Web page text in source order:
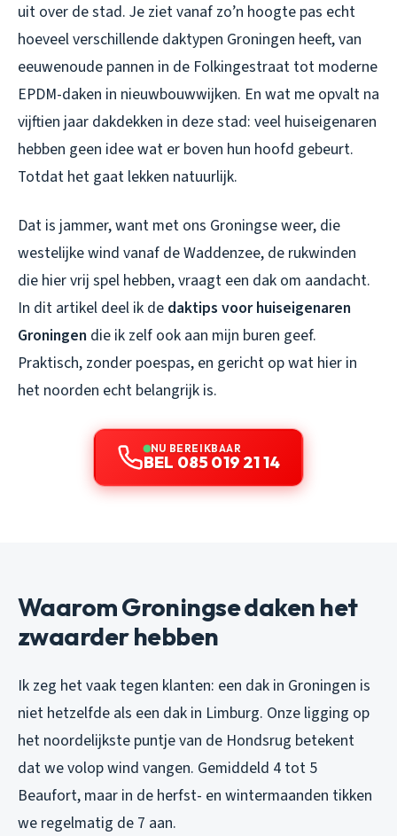
uit over de stad. Je ziet vanaf zo’n hoogte pas echt
hoeveel verschillende daktypen Groningen heeft, van
eeuwenoude pannen in de Folkingestraat tot moderne
EPDM-daken in nieuwbouwwijken. En wat me opvalt na
vijftien jaar dakdekken in deze stad: veel huiseigenaren
hebben geen idee wat er boven hun hoofd gebeurt.
Totdat het gaat lekken natuurlijk.
Dat is jammer, want met ons Groningse weer, die
westelijke wind vanaf de Waddenzee, de rukwinden
die hier vrij spel hebben, vraagt een dak om aandacht.
In dit artikel deel ik de daktips voor huiseigenaren
Groningen die ik zelf ook aan mijn buren geef.
Praktisch, zonder poespas, en gericht op wat hier in
het noorden echt belangrijk is.
NU BEREIKBAAR
BEL 085 019 21 14
Waarom Groningse daken het
zwaarder hebben
Ik zeg het vaak tegen klanten: een dak in Groningen is
niet hetzelfde als een dak in Limburg. Onze ligging op
het noordelijkste puntje van de Hondsrug betekent
dat we volop wind vangen. Gemiddeld 4 tot 5
Beaufort, maar in de herfst- en wintermaanden tikken
we regelmatig de 7 aan.